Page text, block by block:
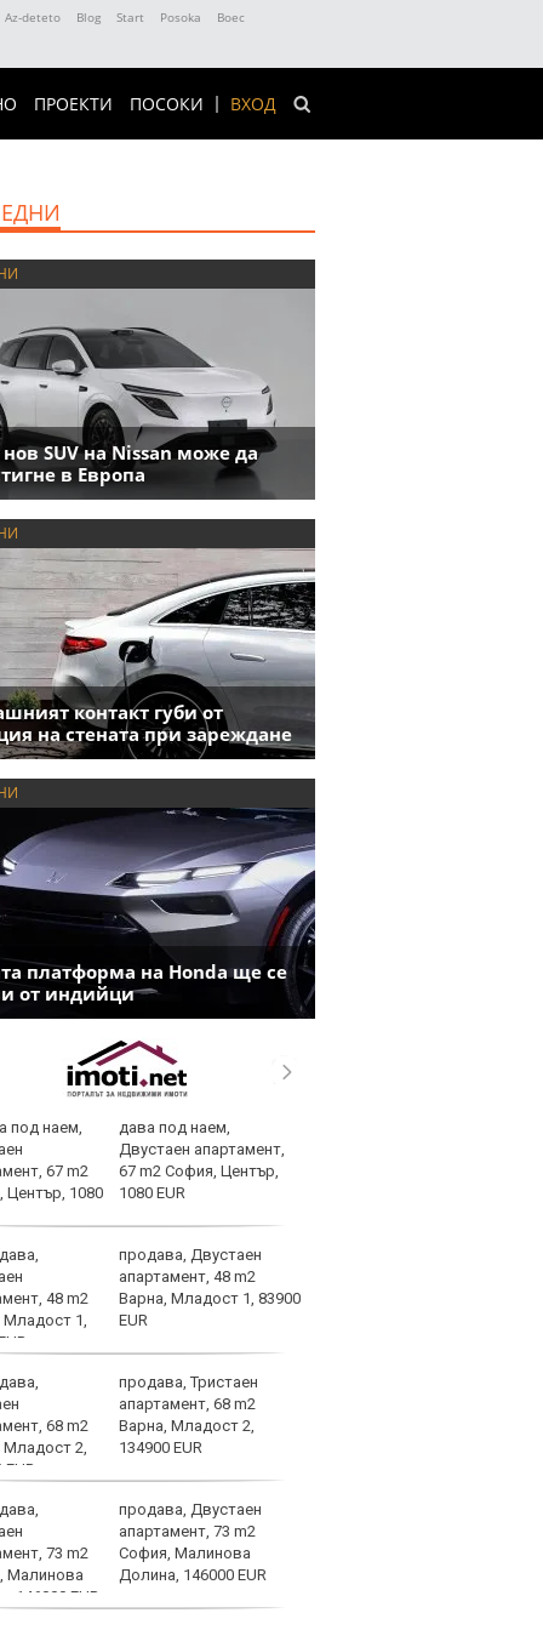
Az-deteto Blog Start Posoka
Boec
ВХОД
ПРОЕКТИ ПОСОКИ
SUV на Nissan може да
в Европа
контакт губи от
на стената при зареждане
платформа на Honda ще се
от индийци
дава под наем,
Двустаен апартамент,
67 m2 София, Център,
1080 EUR
продава, Двустаен
апартамент, 48 m2
Варна, Младост 1, 83900
EUR
продава, Тристаен
апартамент, 68 m2
Варна, Младост 2,
134900 EUR
продава, Двустаен
апартамент, 73 m2
София, Малинова
Долина, 146000 EUR